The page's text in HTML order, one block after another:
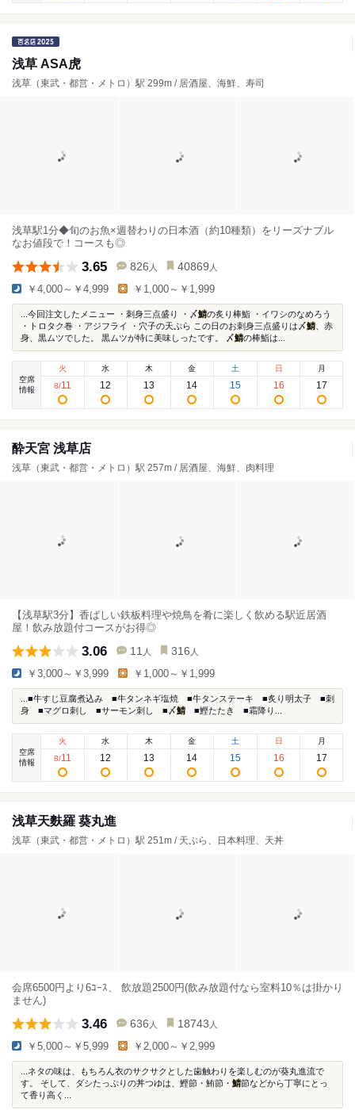
浅草 ASA虎
浅草（東武・都営・メトロ）駅 299m / 居酒屋、海鮮、寿司
浅草駅1分◆旬のお魚×週替わりの日本酒（約10種類）をリーズナブル
なお値段で！コースも◎
3.65 826 人 40869 人
￥4,000～￥4,999 ￥1,000～￥1,999
...今回注文したメニュー ・刺身三点盛り ・〆鯖の炙り棒鮨 ・イワシのなめろう
・トロタク巻 ・アジフライ ・穴子の天ぷら この日のお刺身三点盛りは〆鯖 、赤
身、黒ムツでした。 黒ムツが特に美味しったです。 〆鯖の棒鮨は...
空席
情報
火
8/11
水
12
木
13
金
14
土
15
日
16
月
17
酔天宮 浅草店
浅草（東武・都営・メトロ）駅 257m / 居酒屋、海鮮、肉料理
【浅草駅3分】香ばしい鉄板料理や焼鳥を肴に楽しく飲める駅近居酒
屋！飲み放題付コースがお得◎
3.06 11 人 316 人
￥3,000～￥3,999 ￥1,000～￥1,999
...■牛すじ豆腐煮込み ■牛タンネギ塩焼 ■牛タンステーキ ■炙り明太子 ■刺
身 ■マグロ刺し ■サーモン刺し ■〆鯖 ■鰹たたき ■霜降り...
空席
情報
火
8/11
水
12
木
13
金
14
土
15
日
16
月
17
浅草天麩羅 葵丸進
浅草（東武・都営・メトロ）駅 251m / 天ぷら、日本料理、天丼
会席6500円より6ｺｰｽ、 飲放題2500円(飲み放題付なら室料10％は掛かり
ません)
3.46 636 人 18743 人
￥5,000～￥5,999 ￥2,000～￥2,999
...ネタの味は、もちろん衣のサクサクとした歯触わりを楽しむのが葵丸進流で
す。 そして、ダシたっぷりの丼つゆは、鰹節・鮪節・ 鯖節などから丁寧にとっ
て香り高く...